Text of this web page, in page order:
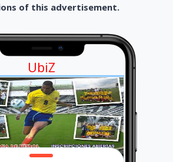
of this advertisement.
UbiZ